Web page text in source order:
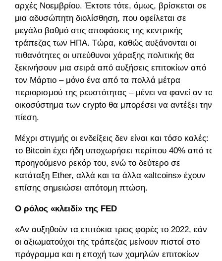
αρχές Νοεμβρίου. Έκτοτε τότε, όμως, βρίσκεται σε
μια αδυσώπητη διολίσθηση, που οφείλεται σε
μεγάλο βαθμό στις αποφάσεις της κεντρικής
τράπεζας των ΗΠΑ. Τώρα, καθώς αυξάνονται οι
πιθανότητες οι υπεύθυνοι χάραξης πολιτικής θα
ξεκινήσουν μια σειρά από αυξήσεις επιτοκίων από
τον Μάρτιο – μόνο ένα από τα πολλά μέτρα
περιορισμού της ρευστότητας – μένει να φανεί αν το
οικοσύστημα των crypto θα μπορέσει να αντέξει την
πίεση.
Μέχρι στιγμής οι ενδείξεις δεν είναι και τόσο καλές:
το Bitcoin έχει ήδη υποχωρήσει περίπου 40% από το
προηγούμενο ρεκόρ του, ενώ το δεύτερο σε
κατάταξη Ether, αλλά και τα άλλα «altcoins» έχουν
επίσης σημειώσει απότομη πτώση.
Ο ρόλος «κλειδί» της FED
«Αν αυξηθούν τα επιτόκια τρεις φορές το 2022, εάν
οι αξιωματούχοι της τράπεζας μείνουν πιστοί στο
πρόγραμμα και η εποχή των χαμηλών επιτοκίων